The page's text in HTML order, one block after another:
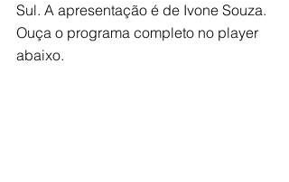
Sul. A apresentação é de Ivone Souza.
Ouça o programa completo no player
abaixo.